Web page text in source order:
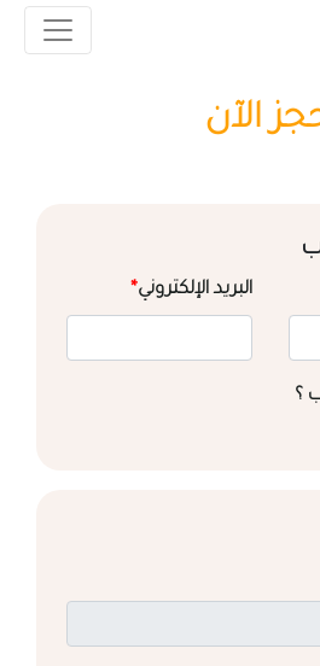
الآن
البريد الإلكتروني*
؟